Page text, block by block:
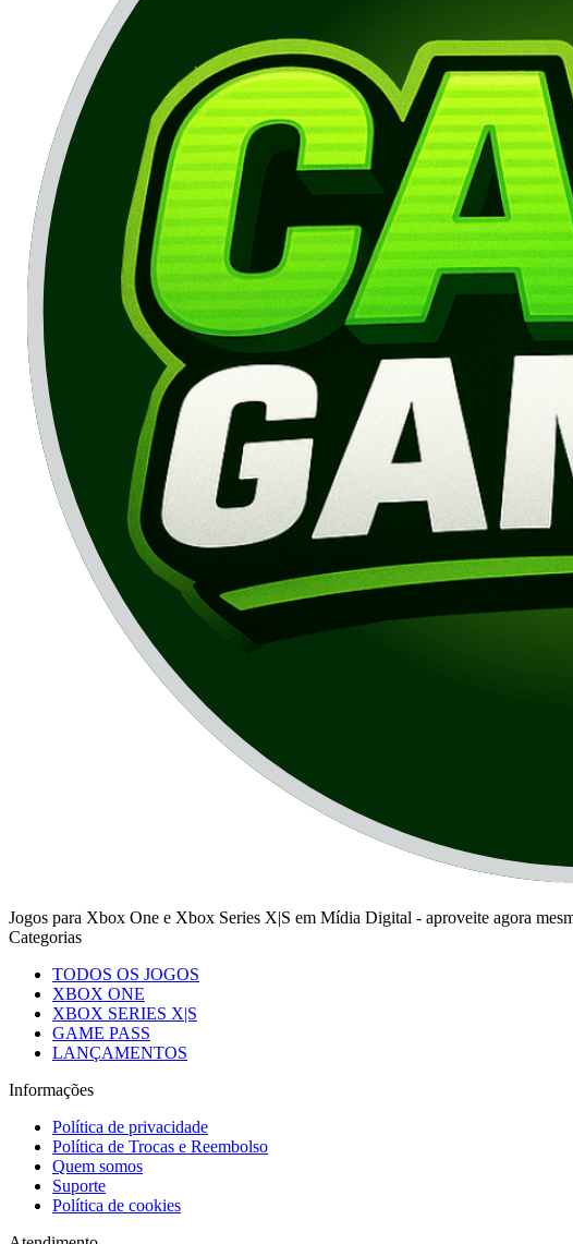
Jogos para Xbox One e Xbox Series X|S em Mídia Digital - aproveite agora
Categorias
TODOS OS JOGOS
XBOX ONE
XBOX SERIES X|S
GAME PASS
LANÇAMENTOS
Informações
Política de privacidade
Política de Trocas e Reembolso
Quem somos
Suporte
Política de cookies